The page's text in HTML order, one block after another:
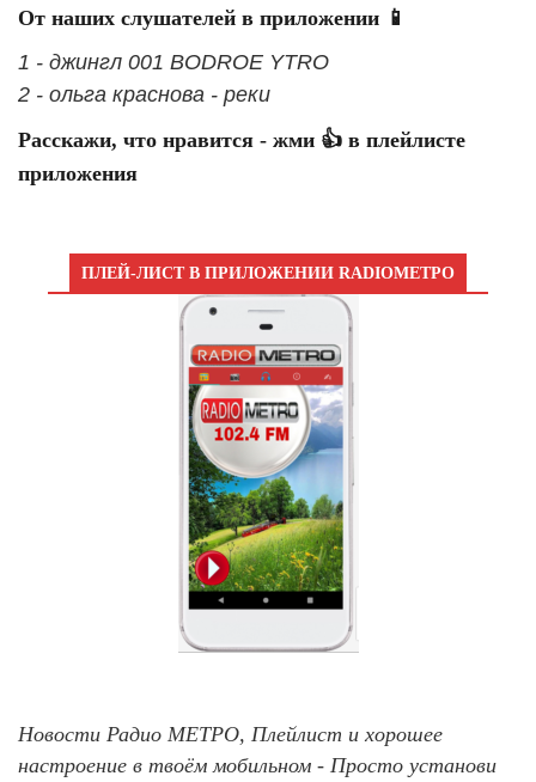
От наших слушателей в приложении 📱
1 - джингл 001 BODROE YTRO
2 - ольга краснова - реки
Расскажи, что нравится - жми 👍 в плейлисте
приложения
ПЛЕЙ-ЛИСТ В ПРИЛОЖЕНИИ RADIOМЕТРО
Новости Радио МЕТРО, Плейлист и хорошее
настроение в твоём мобильном - Просто установи